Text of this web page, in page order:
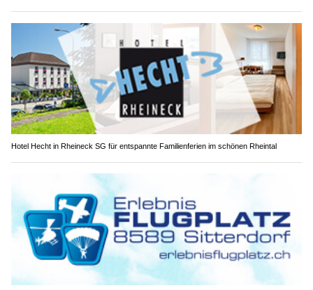
Hotel Hecht in Rheineck SG für entspannte Familienferien im schönen Rheintal